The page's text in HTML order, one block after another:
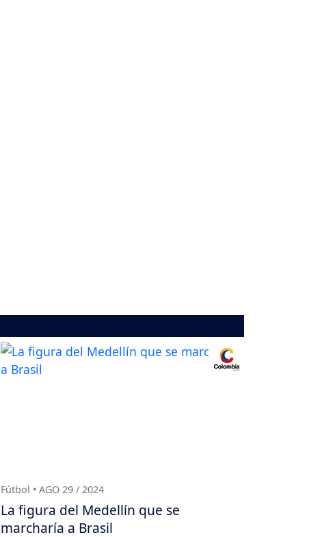
Fútbol • AGO 29 / 2024
La figura del Medellín que se
marcharía a Brasil